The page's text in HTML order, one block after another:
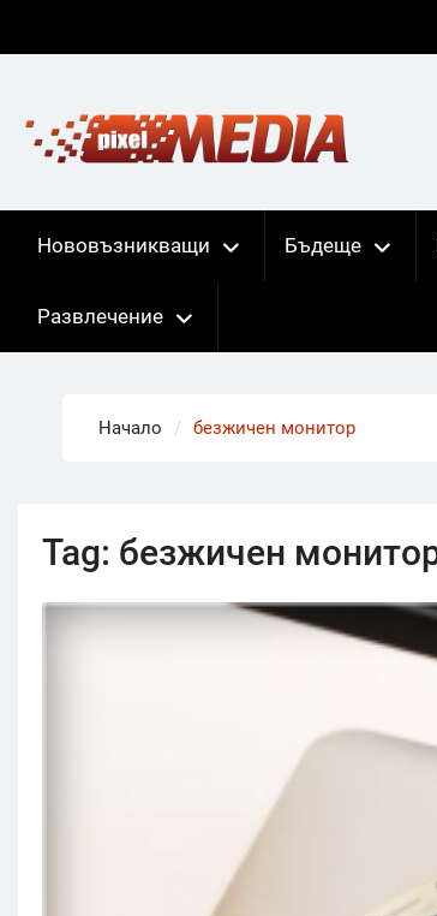
Нововъзникващи Бъдеще
Развлечение
Начало безжичен монитор
Tag: безжичен